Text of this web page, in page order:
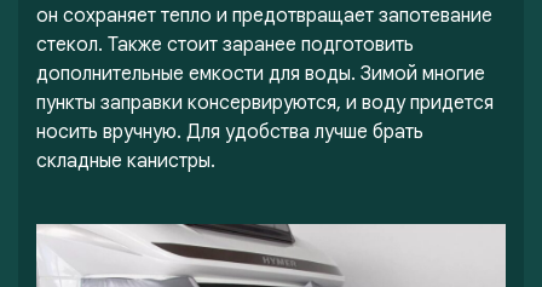
он сохраняет тепло и предотвращает запотевание
стекол. Также стоит заранее подготовить
дополнительные емкости для воды. Зимой многие
пункты заправки консервируются, и воду придется
носить вручную. Для удобства лучше брать
складные канистры.